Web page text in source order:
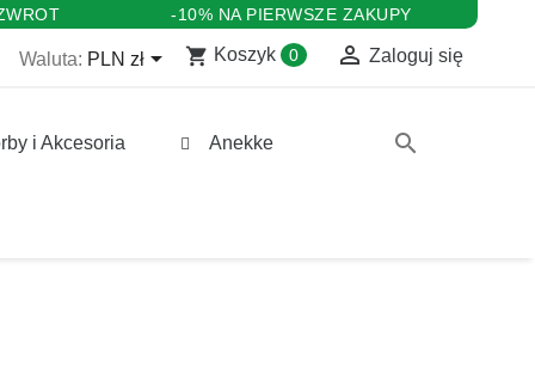
-10% NA PIERWSZE ZAKUPY
Waluta: PLN zł shopping_cart Koszyk 0  Zaloguj się
i Akcesoria Anekke search